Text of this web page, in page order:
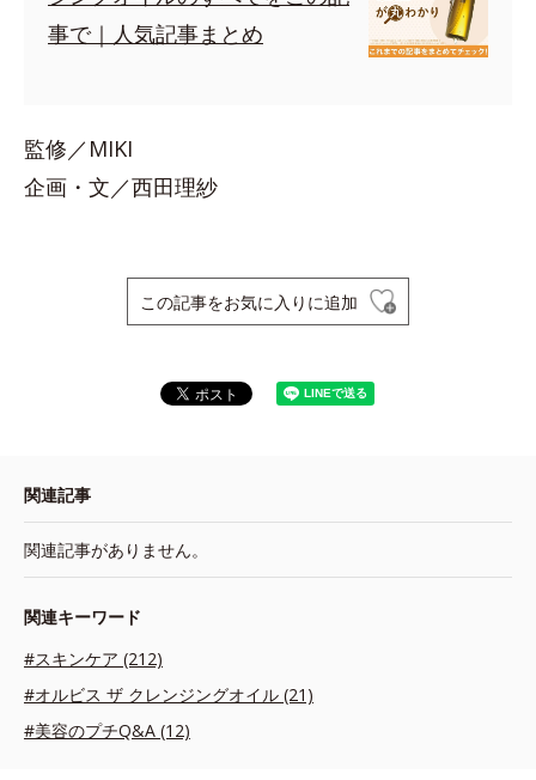
事で｜人気記事まとめ
監修／MIKI
企画・文／西田理紗
この記事をお気に入りに追加
関連記事
関連記事がありません。
関連キーワード
#スキンケア (212)
#オルビス ザ クレンジングオイル (21)
#美容のプチQ&A (12)